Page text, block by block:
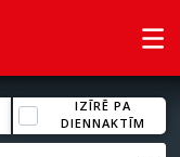
IZĪRĒ PA
DIENNAKTĪM